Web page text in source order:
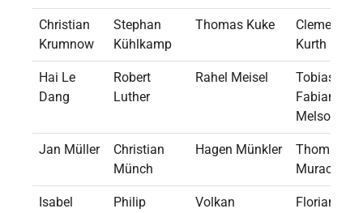
Christian
Krumnow
Stephan
Kühlkamp
Thomas Kuke
Clemens
Kurth
Hai Le
Dang
Robert
Luther
Rahel Meisel
Tobias
Fabian
Melson
Jan Müller
Christian
Münch
Hagen Münkler
Thomas
Murach
Isabel
Philip
Volkan
Florian